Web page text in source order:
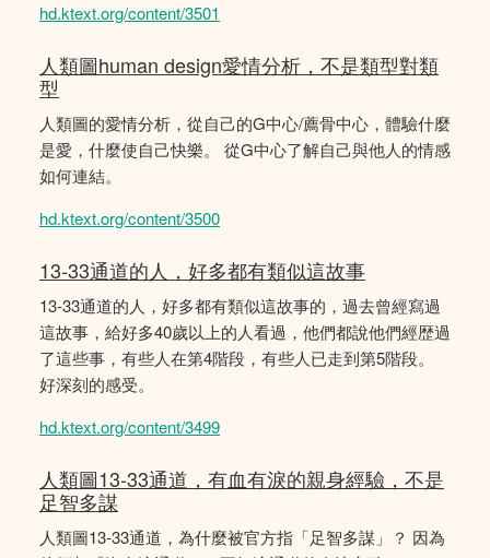
hd.ktext.org/content/3501
人類圖human design愛情分析，不是類型對類
型
人類圖的愛情分析，從自己的G中心/薦骨中心，體驗什麼
是愛，什麼使自己快樂。 從G中心了解自己與他人的情感
如何連結。
hd.ktext.org/content/3500
13-33通道的人，好多都有類似這故事
13-33通道的人，好多都有類似這故事的，過去曾經寫過
這故事，給好多40歲以上的人看過，他們都說他們經歴過
了這些事，有些人在第4階段，有些人已走到第5階段。
好深刻的感受。
hd.ktext.org/content/3499
人類圖13-33通道，有血有淚的親身經驗，不是
足智多謀
人類圖13-33通道，為什麼被官方指「足智多謀」？ 因為